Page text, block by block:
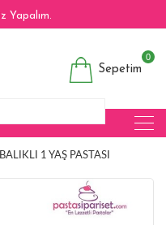
Yapalım.
Sepetim
0
1 YAŞ PASTASI